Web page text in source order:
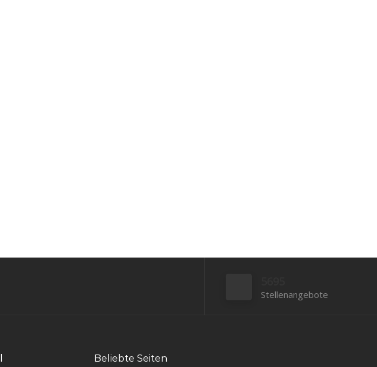
Stellenangebote
Beliebte Seiten